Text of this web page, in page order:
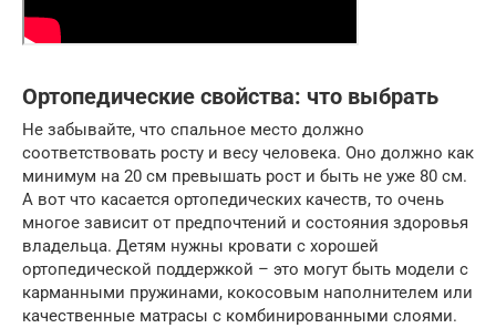
Ортопедические свойства: что выбрать
Не забывайте, что спальное место должно
соответствовать росту и весу человека. Оно должно как
минимум на 20 см превышать рост и быть не уже 80 см.
А вот что касается ортопедических качеств, то очень
многое зависит от предпочтений и состояния здоровья
владельца. Детям нужны кровати с хорошей
ортопедической поддержкой – это могут быть модели с
карманными пружинами, кокосовым наполнителем или
качественные матрасы с комбинированными слоями.